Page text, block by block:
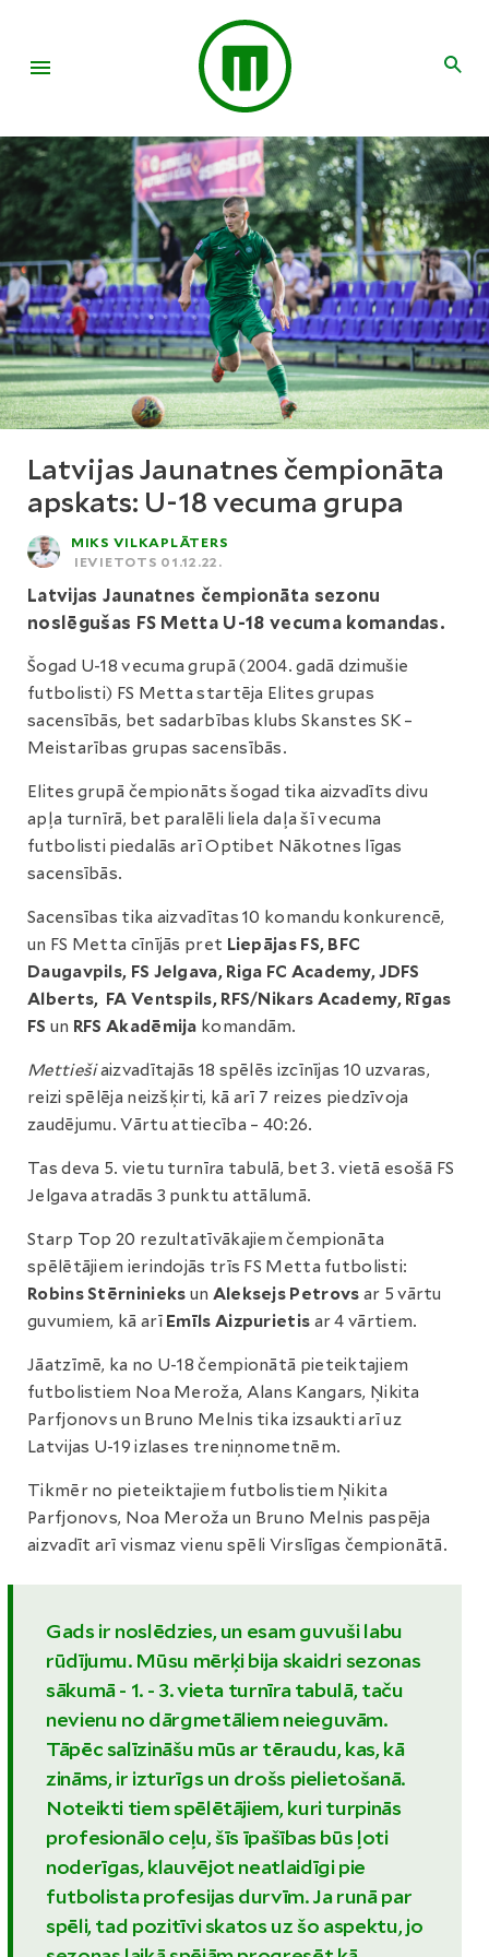
Latvijas Jaunatnes čempionāta
apskats: U-18 vecuma grupa
MIKS VILKAPLĀTERS
IEVIETOTS 01.12.22.
Latvijas Jaunatnes čempionāta sezonu
noslēgušas FS Metta U-18 vecuma komandas.
Šogad U-18 vecuma grupā (2004. gadā dzimušie
futbolisti) FS Metta startēja Elites grupas
sacensībās, bet sadarbības klubs Skanstes SK –
Meistarības grupas sacensībās.
Elites grupā čempionāts šogad tika aizvadīts divu
apļa turnīrā, bet paralēli liela daļa šī vecuma
futbolisti piedalās arī Optibet Nākotnes līgas
sacensībās.
Sacensības tika aizvadītas 10 komandu konkurencē,
un FS Metta cīnījās pret Liepājas FS, BFC
Daugavpils, FS Jelgava, Riga FC Academy, JDFS
Alberts, FA Ventspils, RFS/Nikars Academy, Rīgas
FS un RFS Akadēmija komandām.
Mettiešiaizvadītajās 18 spēlēs izcīnījas 10 uzvaras,
reizi spēlēja neizšķirti, kā arī 7 reizes piedzīvoja
zaudējumu. Vārtu attiecība – 40:26.
Tas deva 5. vietu turnīra tabulā, bet 3. vietā esošā FS
Jelgava atradās 3 punktu attālumā.
Starp Top 20 rezultatīvākajiem čempionāta
spēlētājiem ierindojās trīs FS Metta futbolisti:
Robins Stērninieks un Aleksejs Petrovs ar 5 vārtu
guvumiem, kā arī Emīls Aizpurietis ar 4 vārtiem.
Jāatzīmē, ka no U-18 čempionātā pieteiktajiem
futbolistiem Noa Meroža, Alans Kangars, Ņikita
Parfjonovs un Bruno Melnis tika izsaukti arī uz
Latvijas U-19 izlases treniņnometnēm.
Tikmēr no pieteiktajiem futbolistiem Ņikita
Parfjonovs, Noa Meroža un Bruno Melnis paspēja
aizvadīt arī vismaz vienu spēli Virslīgas čempionātā.
Gads ir noslēdzies, un esam guvuši labu
rūdījumu. Mūsu mērķi bija skaidri sezonas
sākumā - 1. - 3. vieta turnīra tabulā, taču
nevienu no dārgmetāliem neieguvām.
Tāpēc salīzināšu mūs ar tēraudu, kas, kā
zināms, ir izturīgs un drošs pielietošanā.
Noteikti tiem spēlētājiem, kuri turpinās
profesionālo ceļu, šīs īpašības būs ļoti
noderīgas, klauvējot neatlaidīgi pie
futbolista profesijas durvīm. Ja runā par
spēli, tad pozitīvi skatos uz šo aspektu, jo